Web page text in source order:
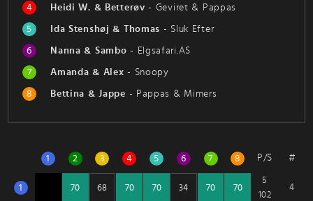
4
Heidi W. & Betterøv - Geviret & Pappas
5
Ida Stenshøj & Thomas - Sluk Efter
6
Nanna & Sambo - Elgsafari.AS
7
Amanda & Alex - Snoopy
8
Bettina & Jappe - Pappas & Mimers
1 2 3 4 5 6 7 8 P/S #
1
5
102
4